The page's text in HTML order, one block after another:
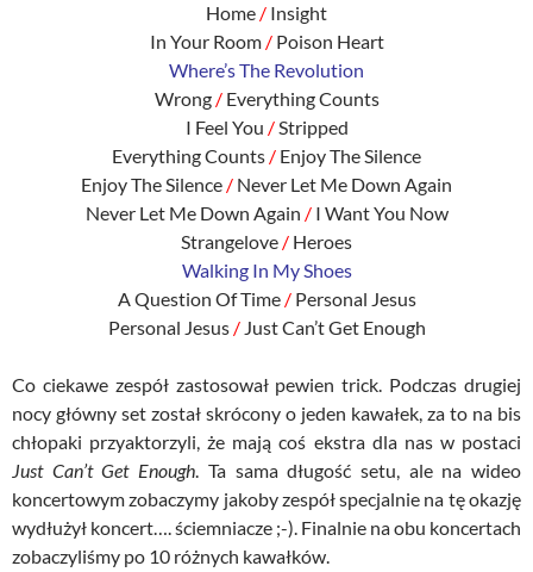
Home / Insight
In Your Room /Poison Heart
Where’s The Revolution
Wrong /Everything Counts
I Feel You /Stripped
Everything Counts / Enjoy The Silence
Enjoy The Silence / Never Let Me Down Again
Never Let Me Down Again /I Want You Now
Strangelove / Heroes
Walking In My Shoes
A Question Of Time /Personal Jesus
Personal Jesus /Just Can’t Get Enough
Co ciekawe zespół zastosował pewien trick. Podczas drugiej
nocy główny set został skrócony o jeden kawałek, za to na bis
chłopaki przyaktorzyli, że mają coś ekstra dla nas w postaci
Just Can’t Get Enough. Ta sama długość setu, ale na wideo
koncertowym zobaczymy jakoby zespół specjalnie na tę okazję
wydłużył koncert…. ściemniacze ;-). Finalnie na obu koncertach
zobaczyliśmy po 10 różnych kawałków.